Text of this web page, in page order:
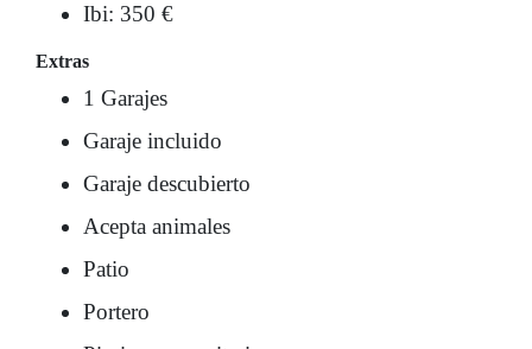
Ibi: 350 €
Extras
1 Garajes
Garaje incluido
Garaje descubierto
Acepta animales
Patio
Portero